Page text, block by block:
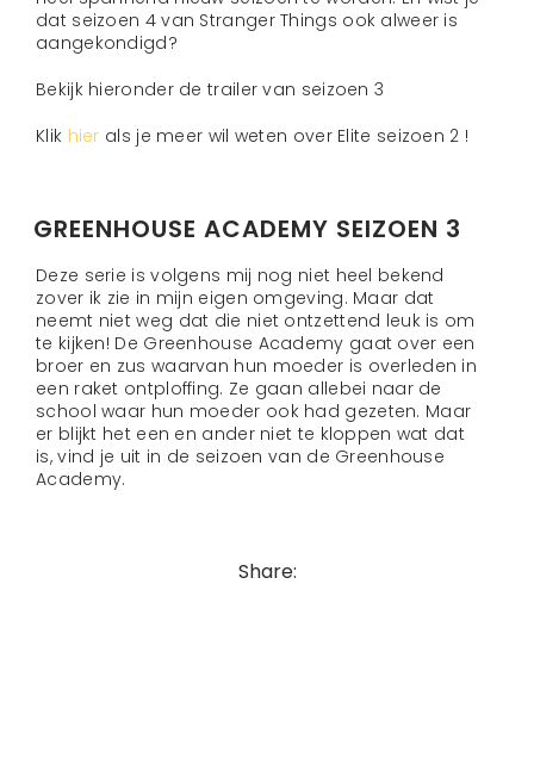
dat seizoen 4 van Stranger Things ook alweer is
aangekondigd?
Bekijk hieronder de trailer van seizoen 3
Klik hier als je meer wil weten over Elite seizoen 2 !
GREENHOUSE ACADEMY SEIZOEN 3
Deze serie is volgens mij nog niet heel bekend
zover ik zie in mijn eigen omgeving. Maar dat
neemt niet weg dat die niet ontzettend leuk is om
te kijken! De Greenhouse Academy gaat over een
broer en zus waarvan hun moeder is overleden in
een raket ontploffing. Ze gaan allebei naar de
school waar hun moeder ook had gezeten. Maar
er blijkt het een en ander niet te kloppen wat dat
is, vind je uit in de seizoen van de Greenhouse
Academy.
Share: